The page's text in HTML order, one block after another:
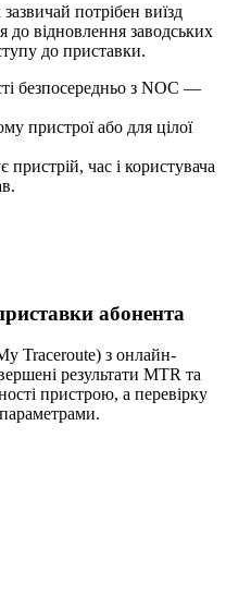
потрібен виїзд
до відновлення заводських
до приставки.
безпосередньо з NOC —
пристрої або для цілої
пристрій, час і користувача
абонента
Traceroute) з онлайн-
результати MTR та
пристрою, а перевірку